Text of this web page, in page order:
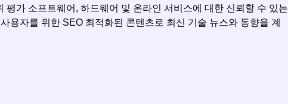
평가 소프트웨어, 하드웨어 및 온라인 서비스에 대한 신뢰할 수 있는
용자를 위한 SEO 최적화된 콘텐츠로 최신 기술 뉴스와 동향을 계